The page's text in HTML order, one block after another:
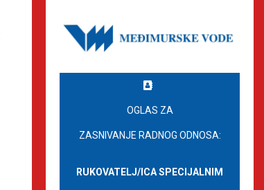
OGLAS ZA
ZASNIVANJE RADNOG ODNOSA:
RUKOVATELJ/ICA SPECIJALNIM